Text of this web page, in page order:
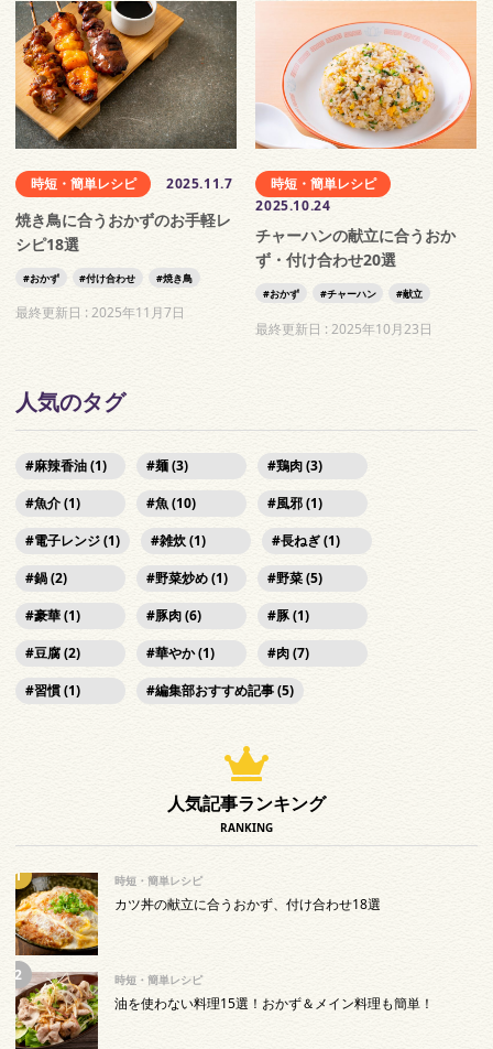
時短・簡単レシピ 2025.11.7
焼き鳥に合うおかずのお手軽レ
シピ18選
おかず 付け合わせ 焼き鳥
最終更新日 : 2025年11月7日
時短・簡単レシピ
2025.10.24
チャーハンの献立に合うおか
ず・付け合わせ20選
おかず チャーハン 献立
最終更新日 :2025年10月23日
人気のタグ
麻辣香油 (1) 麺 (3)
鶏肉 (3)
魚介 (1)
魚 (10)
風邪 (1)
電子レンジ (1)
雑炊 (1)
長ねぎ (1)
鍋 (2)
野菜炒め (1)
野菜 (5)
豪華 (1)
豚肉 (6)
豚 (1)
豆腐 (2)
華やか (1)
肉 (7)
習慣 (1)
編集部おすすめ記事 (5)
人気記事ランキング
RANKING
時短・簡単レシピ
カツ丼の献立に合うおかず、付け合わせ18選
時短・簡単レシピ
油を使わない料理15選！おかず＆メイン料理も簡単！